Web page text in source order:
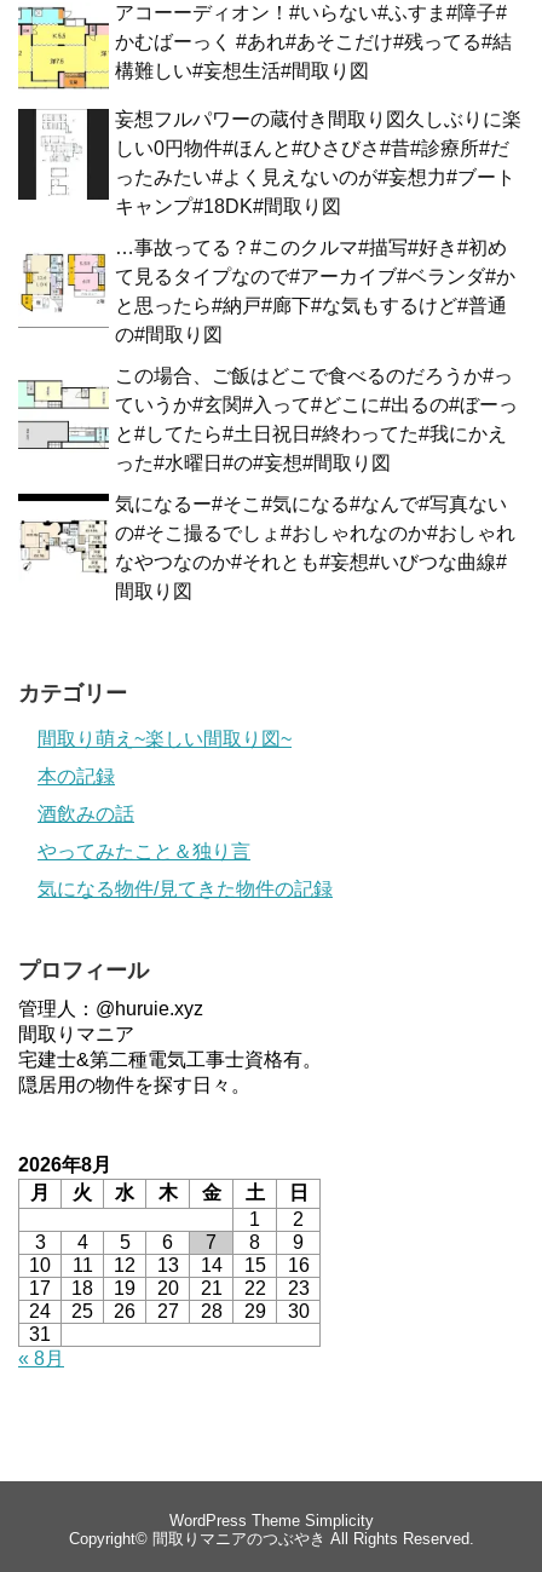
アコーーディオン！#いらない#ふすま#障子#
かむばーっく #あれ#あそこだけ#残ってる#結
構難しい#妄想生活#間取り図
妄想フルパワーの蔵付き間取り図久しぶりに楽
しい0円物件#ほんと#ひさびさ#昔#診療所#だ
ったみたい#よく見えないのが#妄想力#ブート
キャンプ#18DK#間取り図
…事故ってる？#このクルマ#描写#好き#初め
て見るタイプなので#アーカイブ#ベランダ#か
と思ったら#納戸#廊下#な気もするけど#普通
の#間取り図
この場合、ご飯はどこで食べるのだろうか#っ
ていうか#玄関#入って#どこに#出るの#ぼーっ
と#してたら#土日祝日#終わってた#我にかえ
った#水曜日#の#妄想#間取り図
気になるー#そこ#気になる#なんで#写真ない
の#そこ撮るでしょ#おしゃれなのか#おしゃれ
なやつなのか#それとも#妄想#いびつな曲線#
間取り図
カテゴリー
間取り萌え~楽しい間取り図~
本の記録
酒飲みの話
やってみたこと＆独り言
気になる物件/見てきた物件の記録
プロフィール
管理人：@huruie.xyz
間取りマニア
宅建士&第二種電気工事士資格有。
隠居用の物件を探す日々。
2026年8月
月
火 水 木 金 土
日
1
2
3
4 5 6 7 8
9
10
11 12 13 14 15
16
17
18 19 20 21 22
23
24
25 26 27 28 29
30
31
« 8月
WordPress Theme Simplicity
Copyright© 間取りマニアのつぶやき All Rights Reserved.